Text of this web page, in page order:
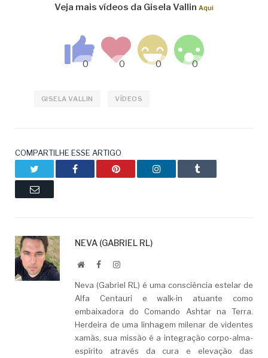
Veja mais vídeos da Gisela Vallin Aqui
GISELA VALLIN VÍDEOS
COMPARTILHE ESSE ARTIGO
Facebook Pinterest LinkedIn Tumblr
Email
NEVA (GABRIEL RL)
WebsiteFacebookLinkedIn
Neva (Gabriel RL) é uma consciência estelar de
Alfa Centauri e walk-in atuante como
embaixadora do Comando Ashtar na Terra.
Herdeira de uma linhagem milenar de videntes
xamãs, sua missão é a integração corpo-alma-
espírito através da cura e elevação das